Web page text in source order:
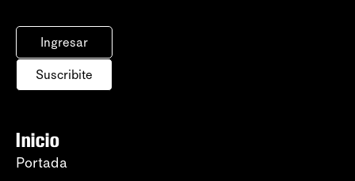
Ingresar
Suscribite
Inicio
Portada